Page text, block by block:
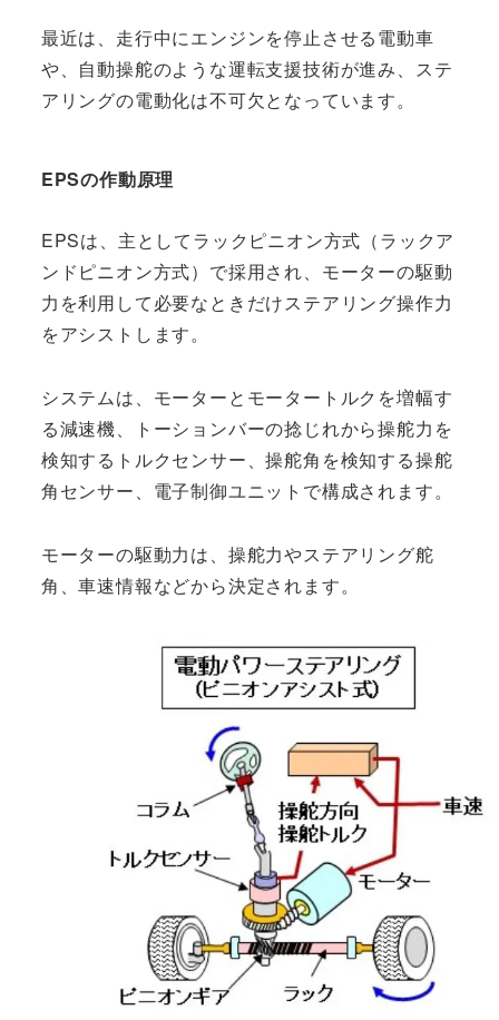
最近は、走行中にエンジンを停止させる電動車
や、自動操舵のような運転支援技術が進み、ステ
アリングの電動化は不可欠となっています。
EPSの作動原理
EPSは、主としてラックピニオン方式（ラックア
ンドピニオン方式）で採用され、モーターの駆動
力を利用して必要なときだけステアリング操作力
をアシストします。
システムは、モーターとモータートルクを増幅す
る減速機、トーションバーの捻じれから操舵力を
検知するトルクセンサー、操舵角を検知する操舵
角センサー、電子制御ユニットで構成されます。
モーターの駆動力は、操舵力やステアリング舵
角、車速情報などから決定されます。